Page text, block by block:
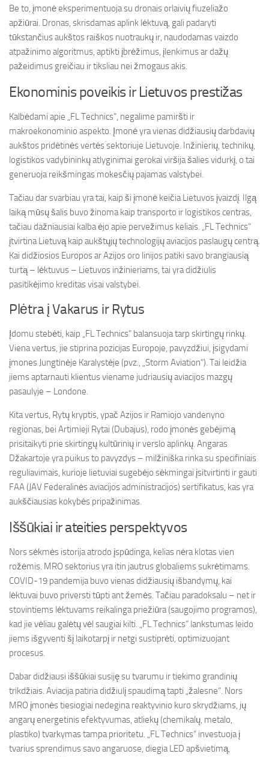
Be to, įmonė eksperimentuoja su dronais orlaivių fiuzeliažo
apžiūrai. Dronas, skrisdamas aplink lėktuvą, gali padaryti
tūkstančius aukštos raiškos nuotraukų ir, naudodamas vaizdo
atpažinimo algoritmus, aptikti įbrėžimus, įlenkimus ar dažų
pažeidimus greičiau ir tiksliau nei žmogaus akis.
Ekonominis poveikis ir Lietuvos prestižas
Kalbėdami apie „FL Technics“, negalime pamiršti ir
makroekonominio aspekto. Įmonė yra vienas didžiausių darbdavių
aukštos pridėtinės vertės sektoriuje Lietuvoje. Inžinierių, technikų,
logistikos vadybininkų atlyginimai gerokai viršija šalies vidurkį, o tai
generuoja reikšmingas mokesčių pajamas valstybei.
Tačiau dar svarbiau yra tai, kaip ši įmonė keičia Lietuvos įvaizdį. Ilgą
laiką mūsų šalis buvo žinoma kaip transporto ir logistikos centras,
tačiau dažniausiai kalba ėjo apie pervežimus keliais. „FL Technics“
įtvirtina Lietuvą kaip aukštųjų technologijų aviacijos paslaugų centrą.
Kai didžiosios Europos ar Azijos oro linijos patiki savo brangiausią
turtą – lėktuvus – Lietuvos inžinieriams, tai yra didžiulis
pasitikėjimo kreditas visai valstybei.
Plėtra į Vakarus ir Rytus
Įdomu stebėti, kaip „FL Technics“ balansuoja tarp skirtingų rinkų.
Viena vertus, jie stiprina pozicijas Europoje, pavyzdžiui, įsigydami
įmones Jungtinėje Karalystėje (pvz., „Storm Aviation“). Tai leidžia
jiems aptarnauti klientus viename judriausių aviacijos mazgų
pasaulyje – Londone.
Kita vertus, Rytų kryptis, ypač Azijos ir Ramiojo vandenyno
regionas, bei Artimieji Rytai (Dubajus), rodo įmonės gebėjimą
prisitaikyti prie skirtingų kultūrinių ir verslo aplinkų. Angaras
Džakartoje yra puikus to pavyzdys – milžiniška rinka su specifiniais
reguliavimais, kurioje lietuviai sugebėjo sėkmingai įsitvirtinti ir gauti
FAA (JAV Federalinės aviacijos administracijos) sertifikatus, kas yra
aukščiausias kokybės pripažinimas.
Iššūkiai ir ateities perspektyvos
Nors sėkmės istorija atrodo įspūdinga, kelias nėra klotas vien
rožėmis. MRO sektorius yra itin jautrus globaliems sukrėtimams.
COVID-19 pandemija buvo vienas didžiausių išbandymų, kai
lėktuvai buvo priversti tūpti ant žemės. Tačiau paradoksalu – net ir
stovintiems lėktuvams reikalinga priežiūra (saugojimo programos),
kad jie vėliau galėtų vėl saugiai kilti. „FL Technics“ lankstumas leido
jiems išgyventi šį laikotarpį ir netgi sustiprėti, optimizuojant
procesus.
Dabar didžiausi iššūkiai susiję su tvarumu ir tiekimo grandinių
trikdžiais. Aviacija patiria didžiulį spaudimą tapti „žalesne“. Nors
MRO įmonės tiesiogiai nedegina reaktyvinio kuro skrydžiams, jų
angarų energetinis efektyvumas, atliekų (chemikalų, metalo,
plastiko) tvarkymas tampa prioritetu. „FL Technics“ investuoja į
tvarius sprendimus savo angaruose, diegia LED apšvietimą,